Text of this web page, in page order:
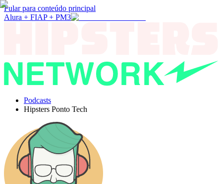
Pular para conteúdo principal
Alura + FIAP + PM3
Podcasts
Hipsters Ponto Tech